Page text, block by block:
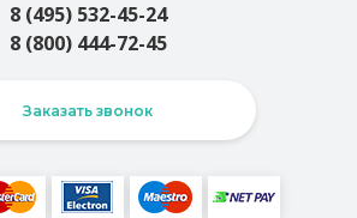
8 (495) 532-45-24
8 (800) 444-72-45
Заказать звонок